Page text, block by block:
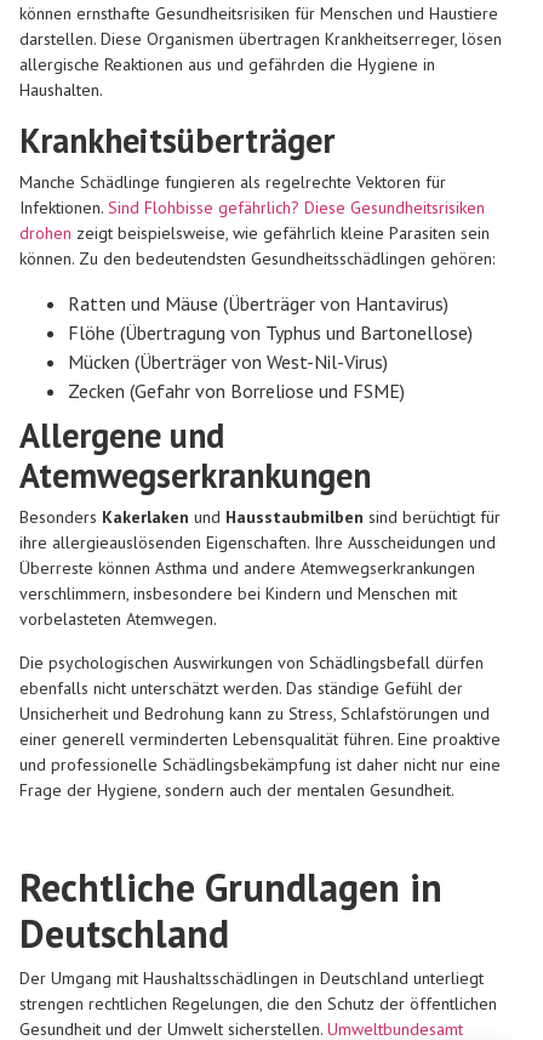
können ernsthafte Gesundheitsrisiken für Menschen und Haustiere
darstellen. Diese Organismen übertragen Krankheitserreger, lösen
allergische Reaktionen aus und gefährden die Hygiene in
Haushalten.
Krankheitsüberträger
Manche Schädlinge fungieren als regelrechte Vektoren für
Infektionen. Sind Flohbisse gefährlich? Diese Gesundheitsrisiken
drohen zeigt beispielsweise, wie gefährlich kleine Parasiten sein
können. Zu den bedeutendsten Gesundheitsschädlingen gehören:
Ratten und Mäuse (Überträger von Hantavirus)
Flöhe (Übertragung von Typhus und Bartonellose)
Mücken (Überträger von West-Nil-Virus)
Zecken (Gefahr von Borreliose und FSME)
Allergene und
Atemwegserkrankungen
Besonders Kakerlaken und Hausstaubmilben sind berüchtigt für
ihre allergieauslösenden Eigenschaften. Ihre Ausscheidungen und
Überreste können Asthma und andere Atemwegserkrankungen
verschlimmern, insbesondere bei Kindern und Menschen mit
vorbelasteten Atemwegen.
Die psychologischen Auswirkungen von Schädlingsbefall dürfen
ebenfalls nicht unterschätzt werden. Das ständige Gefühl der
Unsicherheit und Bedrohung kann zu Stress, Schlafstörungen und
einer generell verminderten Lebensqualität führen. Eine proaktive
und professionelle Schädlingsbekämpfung ist daher nicht nur eine
Frage der Hygiene, sondern auch der mentalen Gesundheit.
Rechtliche Grundlagen in
Deutschland
Der Umgang mit Haushaltsschädlingen in Deutschland unterliegt
strengen rechtlichen Regelungen, die den Schutz der öffentlichen
Gesundheit und der Umwelt sicherstellen. Umweltbundesamt